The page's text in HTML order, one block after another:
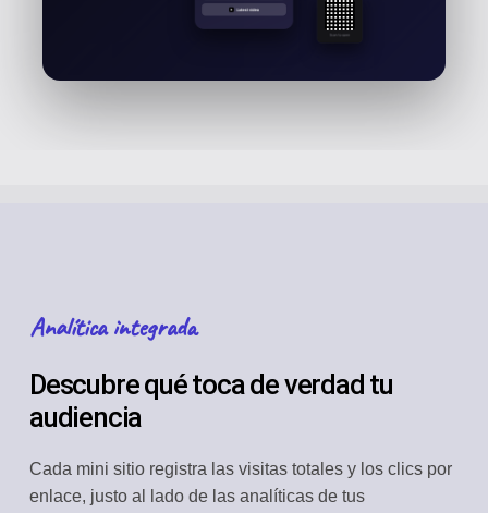
Analítica integrada
Descubre qué toca de verdad tu
audiencia
Cada mini sitio registra las visitas totales y los clics por
enlace, justo al lado de las analíticas de tus